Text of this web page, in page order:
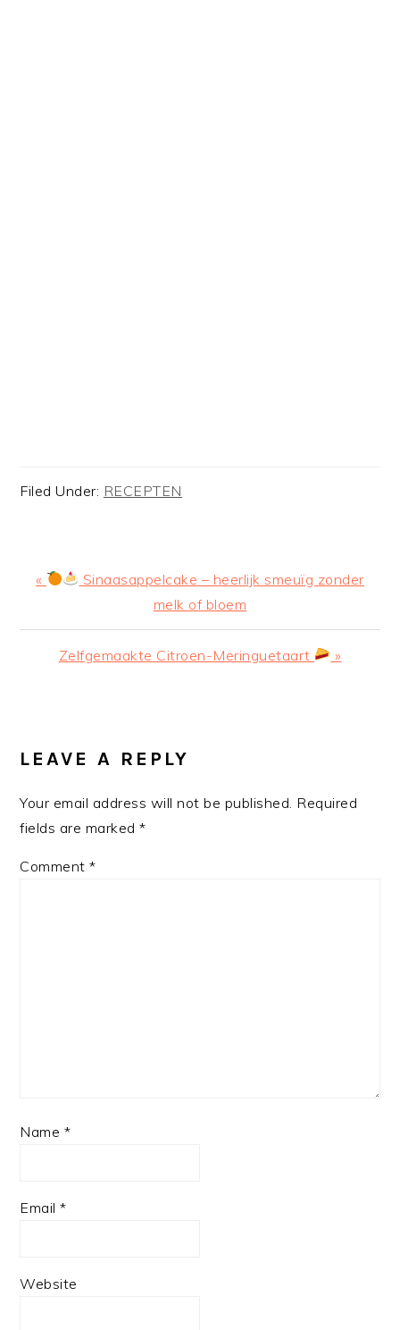
Filed Under: RECEPTEN
Previous
«
Sinaasappelcake – heerlijk smeuïg zonder
melk of bloem
Next
Zelfgemaakte Citroen-Meringuetaart »
INTERACTIONS
LEAVE A REPLY
Your email address will not be published. Required
fields are marked*
Comment*
Name *
Email*
Website